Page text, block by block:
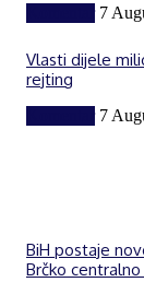
7
Vlasti dijele
rejting
7
BiH postaje
Brčko